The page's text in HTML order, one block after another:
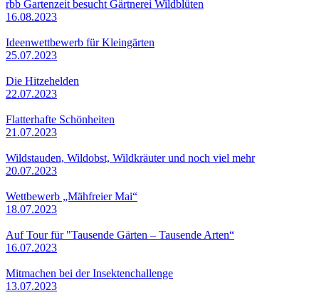
rbb Gartenzeit besucht Gärtnerei Wildblüten
16.08.2023
Ideenwettbewerb für Kleingärten
25.07.2023
Die Hitzehelden
22.07.2023
Flatterhafte Schönheiten
21.07.2023
Wildstauden, Wildobst, Wildkräuter und noch viel mehr
20.07.2023
Wettbewerb „Mähfreier Mai“
18.07.2023
Auf Tour für "Tausende Gärten – Tausende Arten“
16.07.2023
Mitmachen bei der Insektenchallenge
13.07.2023